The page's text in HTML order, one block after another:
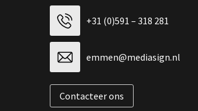
+31 (0)591 – 318 281
emmen@mediasign.nl
Contacteer ons